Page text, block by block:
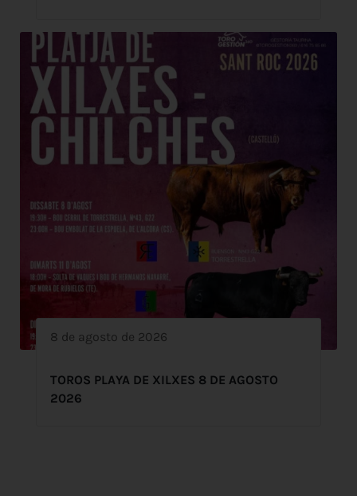
8 de agosto de 2026
TOROS PLAYA DE XILXES 8 DE AGOSTO
2026